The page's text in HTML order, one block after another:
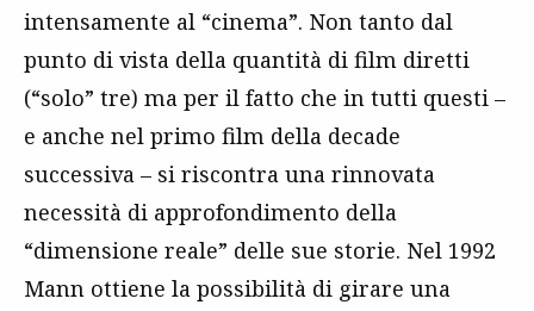
intensamente al “cinema”. Non tanto dal
punto di vista della quantità di film diretti
(“solo” tre) ma per il fatto che in tutti questi –
e anche nel primo film della decade
successiva – si riscontra una rinnovata
necessità di approfondimento della
“dimensione reale” delle sue storie. Nel 1992
Mann ottiene la possibilità di girare una